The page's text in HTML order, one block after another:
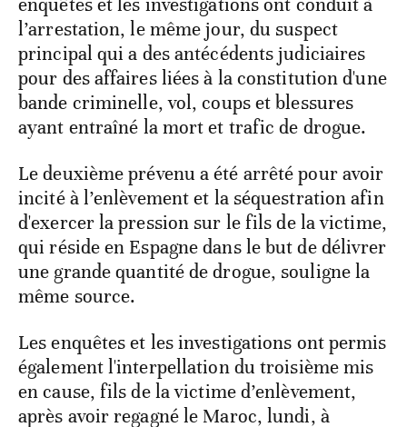
l’arrestation, le même jour, du suspect
principal qui a des antécédents judiciaires
pour des affaires liées à la constitution d'une
bande criminelle, vol, coups et blessures
ayant entraîné la mort et trafic de drogue.
Le deuxième prévenu a été arrêté pour avoir
incité à l’enlèvement et la séquestration afin
d'exercer la pression sur le fils de la victime,
qui réside en Espagne dans le but de délivrer
une grande quantité de drogue, souligne la
même source.
Les enquêtes et les investigations ont permis
également l'interpellation du troisième mis
en cause, fils de la victime d’enlèvement,
après avoir regagné le Maroc, lundi, à